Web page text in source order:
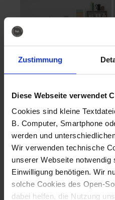
Zustimmung
Diese Webseite verwendet
Cookies sind kleine
B. Computer, Smartphone
werden und
Wir verwenden technische
unserer Webseite notwendig
Einwilligung benötigen. Wir
solche Cookies des Open-
dabei helfen, die Nutzung
Fotografo: Lorenz
Sternbach
Download